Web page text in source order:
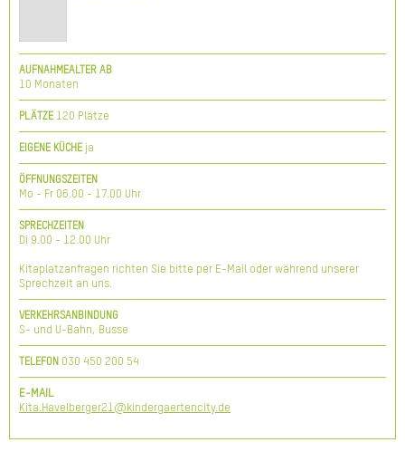
AUFNAHMEALTER AB
10 Monaten
PLÄTZE 120 Plätze
EIGENE KÜCHE ja
ÖFFNUNGSZEITEN
Mo - Fr 06.00 - 17.00 Uhr
SPRECHZEITEN
Di 9.00 - 12.00 Uhr
Kitaplatzanfragen richten Sie bitte per E-Mail oder während unserer
Sprechzeit an uns.
VERKEHRSANBINDUNG
S- und U-Bahn, Busse
TELEFON 030 450 200 54
E-MAIL
Kita.Havelberger21@kindergaertencity.de